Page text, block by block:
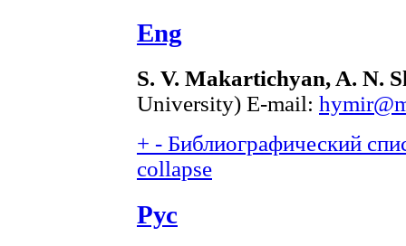
Eng
S. V. Makartichyan, A. N.
University) E-mail:
+ - Библиографический
collapse
Рус